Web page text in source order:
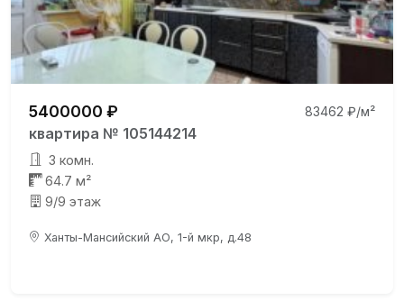
5400000 ₽ 83462 ₽/м²
квартира № 105144214
3 комн.
64.7 м²
9/9 этаж
Ханты-Мансийский АО, 1-й мкр, д.48